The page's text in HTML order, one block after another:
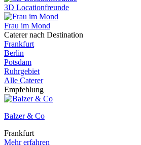
3D Locationfreunde
Frau im Mond
Caterer nach Destination
Frankfurt
Berlin
Potsdam
Ruhrgebiet
Alle Caterer
Empfehlung
Balzer & Co
Frankfurt
Mehr erfahren